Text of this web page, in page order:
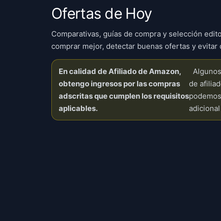
Ofertas de Hoy
Comparativas, guías de compra y selección
comprar mejor, detectar buenas ofertas y evitar
En calidad de Afiliado de Amazon,
obtengo ingresos por las compras
adscritas que cumplen los requisitos
aplicables.
de